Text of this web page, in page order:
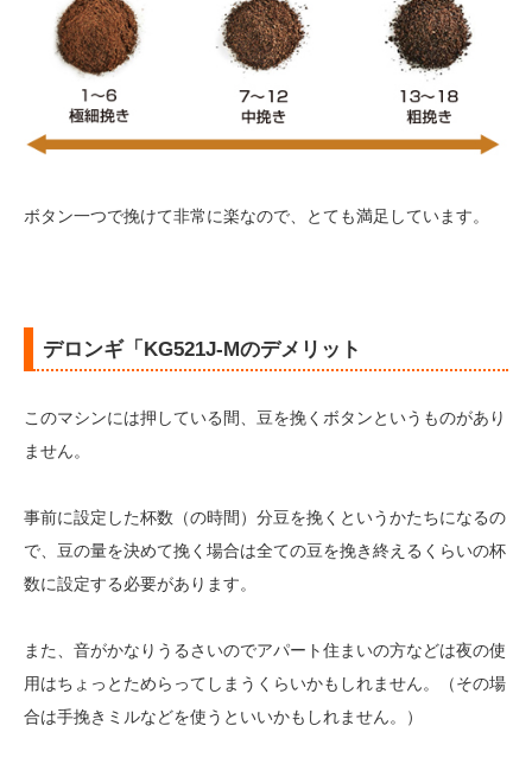
ボタン一つで挽けて非常に楽なので、とても満足しています。
デロンギ「KG521J-Mのデメリット
このマシンには押している間、豆を挽くボタンというものがあり
ません。
事前に設定した杯数（の時間）分豆を挽くというかたちになるの
で、豆の量を決めて挽く場合は全ての豆を挽き終えるくらいの杯
数に設定する必要があります。
また、音がかなりうるさいのでアパート住まいの方などは夜の使
用はちょっとためらってしまうくらいかもしれません。（その場
合は手挽きミルなどを使うといいかもしれません。）